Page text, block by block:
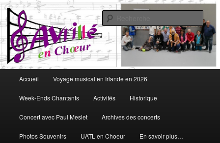
Aller
au
contenu
principalAvrillé en Choeur
Vous aimez chanter, Avrillé en Choeur est fait pour vous
principal
Accueil Voyage musical en Irlande en 2026
Week-Ends Chantants Activités Historique
Concert avec Paul Meslet Archives des concerts
Photos Souvenirs UATL en Choeur En savoir plus…